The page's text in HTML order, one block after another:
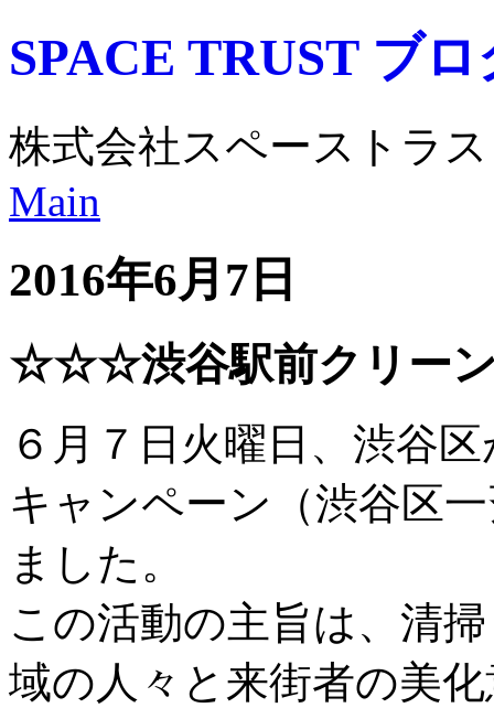
SPACE TRUST ブロ
株式会社スペーストラ
Main
2016年6月7日
☆☆☆渋谷駅前クリー
６月７日火曜日、渋谷
キャンペーン（渋谷区
ました。
この活動の主旨は、清
域の人々と来街者の美